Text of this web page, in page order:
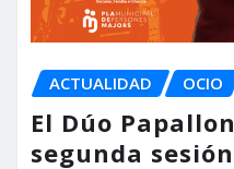
ACTUALIDAD OCIO
El Dúo
segunda